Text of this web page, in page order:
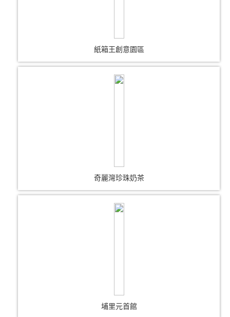
紙箱王創意園區
奇麗灣珍珠奶茶
埔里元首館